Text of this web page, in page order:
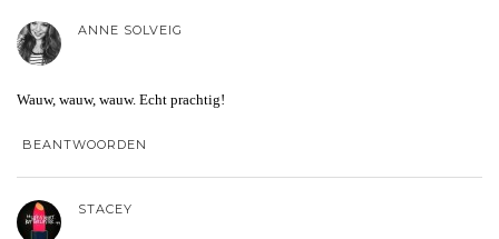
ANNE SOLVEIG
Wauw, wauw, wauw. Echt prachtig!
BEANTWOORDEN
STACEY